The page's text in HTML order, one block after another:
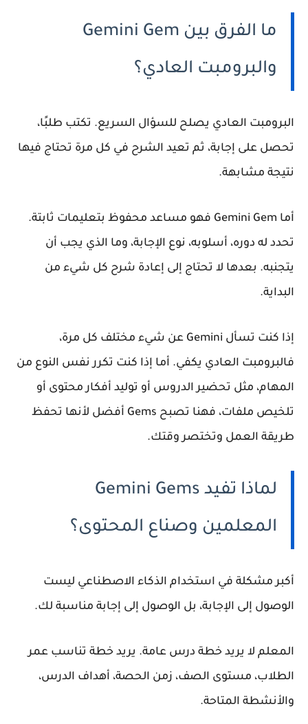
ما الفرق بين Gemini Gem
والبرومبت العادي؟
البرومبت العادي يصلح للسؤال السريع. تكتب طلبًا،
تحصل على إجابة، ثم تعيد الشرح في كل مرة تحتاج فيها
نتيجة مشابهة.
أما Gemini Gem فهو مساعد محفوظ بتعليمات ثابتة.
تحدد له دوره، أسلوبه، نوع الإجابة، وما الذي يجب أن
يتجنبه. بعدها لا تحتاج إلى إعادة شرح كل شيء من
البداية.
إذا كنت تسأل Gemini عن شيء مختلف كل مرة،
فالبرومبت العادي يكفي. أما إذا كنت تكرر نفس النوع من
المهام، مثل تحضير الدروس أو توليد أفكار محتوى أو
تلخيص ملفات، فهنا تصبح Gems أفضل لأنها تحفظ
طريقة العمل وتختصر وقتك.
لماذا تفيد Gemini Gems
المعلمين وصناع المحتوى؟
أكبر مشكلة في استخدام الذكاء الاصطناعي ليست
الوصول إلى الإجابة، بل الوصول إلى إجابة مناسبة لك.
المعلم لا يريد خطة درس عامة. يريد خطة تناسب عمر
الطلاب، مستوى الصف، زمن الحصة، أهداف الدرس،
والأنشطة المتاحة.